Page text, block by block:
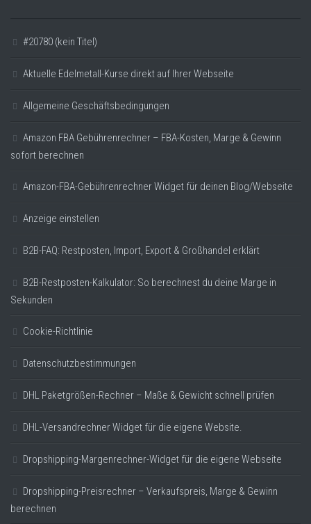
#20780 (kein Titel)
Aktuelle Edelmetall-Kurse direkt auf Ihrer Webseite
Allgemeine Geschäftsbedingungen
Amazon FBA Gebührenrechner – FBA-Kosten, Marge & Gewinn
sofort berechnen
Amazon-FBA-Gebührenrechner Widget für deinen Blog/Webseite
Anzeige einstellen
B2B-FAQ: Restposten, Import, Export & Großhandel erklärt
B2B-Restposten-Kalkulator: So berechnest du deine Marge in
Sekunden
Cookie-Richtlinie
Datenschutzbestimmungen
DHL Paketgrößen-Rechner – Maße & Gewicht schnell prüfen
DHL-Versandrechner Widget für die eigene Website.
Dropshipping-Margenrechner-Widget für die eigene Webseite
Dropshipping-Preisrechner – Verkaufspreis, Marge & Gewinn
berechnen